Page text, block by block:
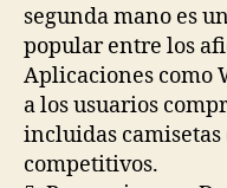
segunda mano es
popular entre los
Aplicaciones como
a los usuarios
incluidas
competitivos.